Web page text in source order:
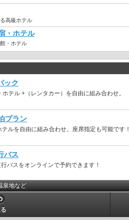
高級ホテル
・ホテル
・ホテル
ック
テル +（レンタカー）を自由に組み合わせ。
プラン
ルを自由に組み合わせ。座席指定も可能です！
バス
バスをオンラインで予約できます！
泉地など